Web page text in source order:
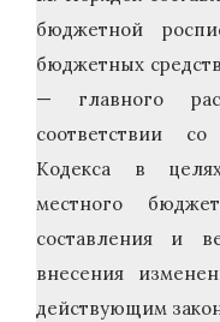
бюджетной
бюджетных
— главного
соответствии
Кодекса в
местного
составления и
внесения
действующим